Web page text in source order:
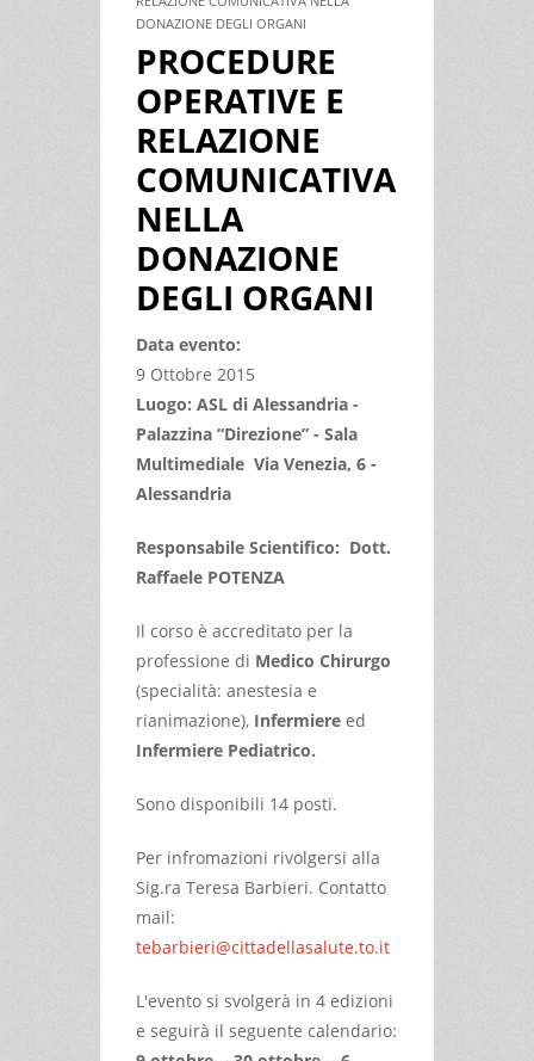
DONAZIONE DEGLI ORGANI
PROCEDURE
OPERATIVE E
RELAZIONE
COMUNICATIVA
NELLA
DONAZIONE
DEGLI ORGANI
Data evento:
9 Ottobre 2015
Luogo: ASL di Alessandria -
Palazzina “Direzione” - Sala
Multimediale Via Venezia, 6 -
Alessandria
Responsabile Scientifico: Dott.
Raffaele POTENZA
Il corso è accreditato per la
professione di Medico Chirurgo
(specialità: anestesia e
rianimazione), Infermiere ed
Infermiere Pediatrico.
Sono disponibili 14 posti.
Per infromazioni rivolgersi alla
Sig.ra Teresa Barbieri. Contatto
mail:
tebarbieri@cittadellasalute.to.it
L'evento si svolgerà in 4 edizioni
e seguirà il seguente calendario: